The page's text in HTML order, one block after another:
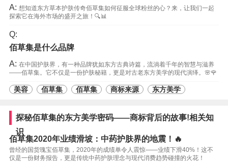
A: 想知道东方草本护肤传奇佰草集如何征服全球粉丝的心？来，让我们一起
探索它在海外市场的盛开之旅！🔍📊
Q:
佰草集是什么品牌
A: 在中国护肤界，有一种品牌犹如东方古典诗篇，流淌着千年的智慧与滋养
——佰草集。它不仅是一份护肤秘籍，更是对古老东方美学的现代演绎。🌸🌹
美容 佰草集 佰草集 商标来源 东方美学
探秘佰草集的东方美学密码——商标背后的故事!相关知
识
佰草集2020年业绩滑坡：中药护肤界的地震！🔥
曾经的国货瑰宝佰草集，2020年的成绩单令人震惊——业绩下滑40%！这不
仅是一份财务报告，更是传统中药护肤理念与现代消费趋势碰撞的火花！